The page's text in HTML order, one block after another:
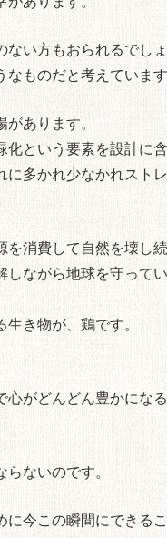
い方もおられるでしょ
ものだと考えています
あります。
という要素を設計に
多かれ少なかれスト
消費して自然を壊し
ながら地球を守って
き物が、鶏です。
がどんどん豊かになる
ないのです。
今この瞬間にできる